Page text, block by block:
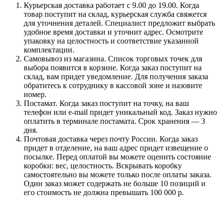
Курьерская доставка работает с 9.00 до 19.00. Когда
товар поступит на склад, курьерская служба свяжется
для уточнения деталей. Специалист предложит выбрать
удобное время доставки и уточнит адрес. Осмотрите
упаковку на целостность и соответствие указанной
комплектации.
Самовывоз из магазина. Список торговых точек для
выбора появится в корзине. Когда заказ поступит на
склад, вам придет уведомление. Для получения заказа
обратитесь к сотруднику в кассовой зоне и назовите
номер.
Постамат. Когда заказ поступит на точку, на ваш
телефон или e-mail придет уникальный код. Заказ нужно
оплатить в терминале постамата. Срок хранения — 3
дня.
Почтовая доставка через почту России. Когда заказ
придет в отделение, на ваш адрес придет извещение о
посылке. Перед оплатой вы можете оценить состояние
коробки: вес, целостность. Вскрывать коробку
самостоятельно вы можете только после оплаты заказа.
Один заказ может содержать не больше 10 позиций и
его стоимость не должна превышать 100 000 р.